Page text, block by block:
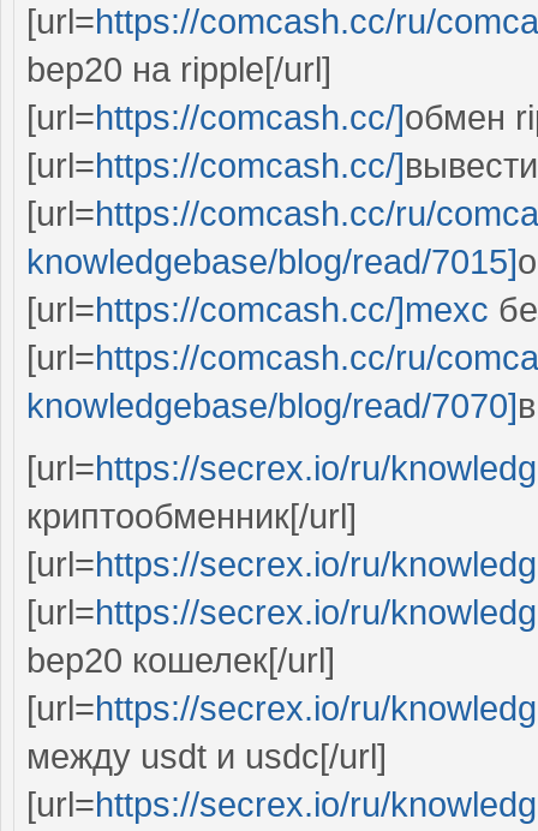
[url=https://comcash.cc/ru/
bep20 на ripple[/url]
[url=https://comcash.cc/]обмен
[url=https://comcash.cc/]
[url=https://comcash.cc/ru/
knowledgebase/blog/read/7015]
[url=https://comcash.cc/]mexc
[url=https://comcash.cc/ru/
knowledgebase/blog/read/7070]
[url=https://secrex.io/ru/
криптообменник[/url]
[url=https://secrex.io/ru/
[url=https://secrex.io/ru/
bep20 кошелек[/url]
[url=https://secrex.io/ru/
между usdt и usdc[/url]
[url=https://secrex.io/ru/